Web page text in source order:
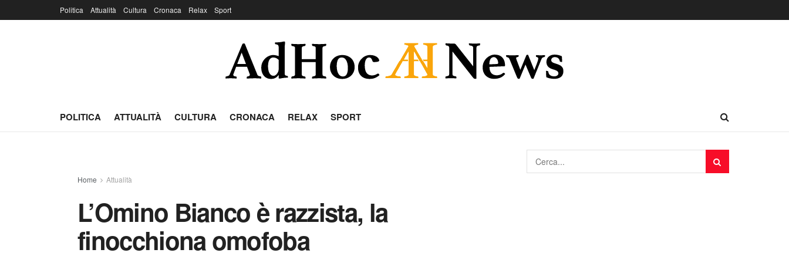
Politica Attualità Cultura Cronaca Relax Sport
POLITICA ATTUALITÀ CULTURA CRONACA RELAX SPORT
Home Attualità
L’Omino Bianco è razzista, la
finocchiona omofoba